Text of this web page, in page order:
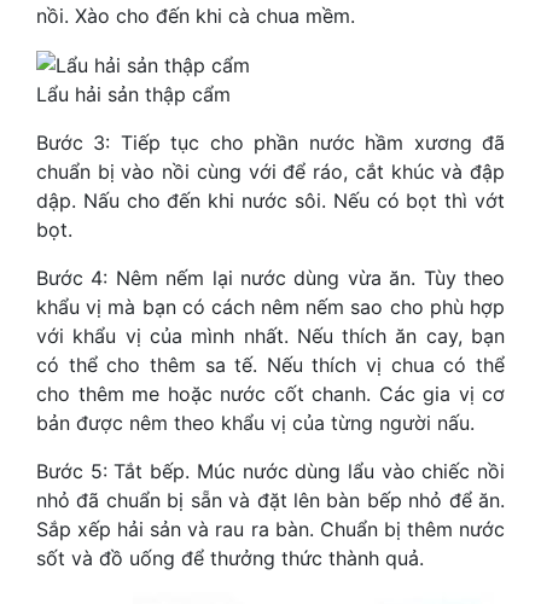
nồi. Xào cho đến khi cà chua mềm.
Lẩu hải sản thập cẩm
Bước 3: Tiếp tục cho phần nước hầm xương đã
chuẩn bị vào nồi cùng với để ráo, cắt khúc và đập
dập. Nấu cho đến khi nước sôi. Nếu có bọt thì vớt
bọt.
Bước 4: Nêm nếm lại nước dùng vừa ăn. Tùy theo
khẩu vị mà bạn có cách nêm nếm sao cho phù hợp
với khẩu vị của mình nhất. Nếu thích ăn cay, bạn
có thể cho thêm sa tế. Nếu thích vị chua có thể
cho thêm me hoặc nước cốt chanh. Các gia vị cơ
bản được nêm theo khẩu vị của từng người nấu.
Bước 5: Tắt bếp. Múc nước dùng lẩu vào chiếc nồi
nhỏ đã chuẩn bị sẵn và đặt lên bàn bếp nhỏ để ăn.
Sắp xếp hải sản và rau ra bàn. Chuẩn bị thêm nước
sốt và đồ uống để thưởng thức thành quả.